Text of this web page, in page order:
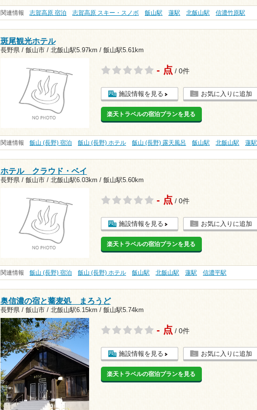
関連情報 志賀高原 宿泊 志賀高原 スキー・スノボ 飯山駅 蓮駅 北飯山駅 信濃竹原駅
斑尾観光ホテル
長野県 / 飯山市 / 北飯山駅5.97km / 飯山駅5.61km
- 点 / 0件
施設情報を見る お気に入りに追加
楽天トラベルの宿泊プランを見る
関連情報 飯山 (長野) 宿泊 飯山 (長野) ホテル 飯山 (長野) 露天風呂 飯山駅 北飯山駅 蓮駅
ホテル クラウド・ベイ
長野県 / 飯山市 / 北飯山駅6.03km / 飯山駅5.60km
- 点 / 0件
施設情報を見る お気に入りに追加
楽天トラベルの宿泊プランを見る
関連情報 飯山 (長野) 宿泊 飯山 (長野) ホテル 飯山駅 北飯山駅 蓮駅 信濃平駅
奥信濃の宿と蕎麦処 まろうど
長野県 / 飯山市 / 北飯山駅6.15km / 飯山駅5.74km
- 点 / 0件
施設情報を見る お気に入りに追加
楽天トラベルの宿泊プランを見る